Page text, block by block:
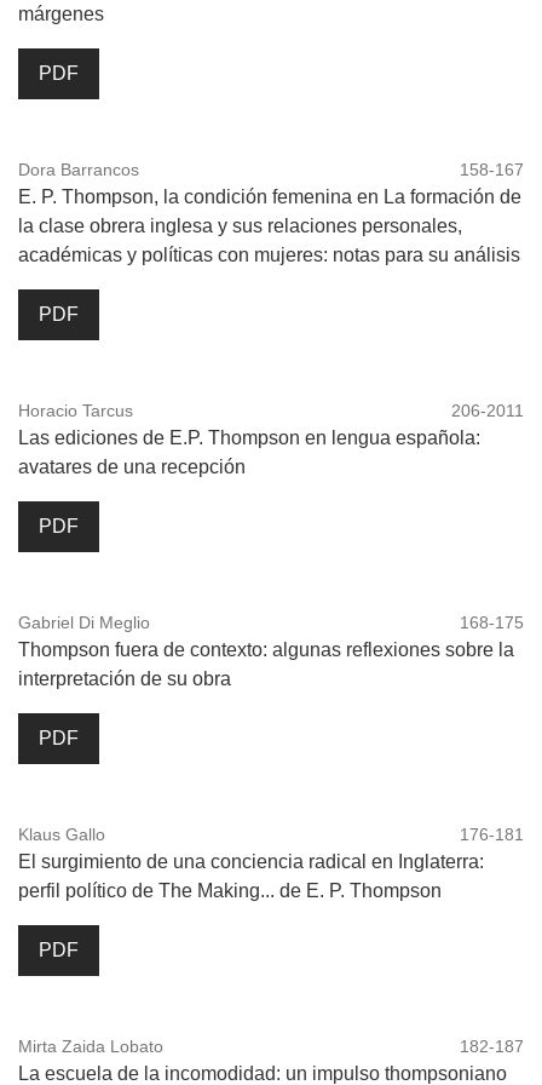
márgenes
PDF
Dora Barrancos 158-167
E. P. Thompson, la condición femenina en La formación de
la clase obrera inglesa y sus relaciones personales,
académicas y políticas con mujeres: notas para su análisis
PDF
Horacio Tarcus 206-2011
Las ediciones de E.P. Thompson en lengua española:
avatares de una recepción
PDF
Gabriel Di Meglio 168-175
Thompson fuera de contexto: algunas reflexiones sobre la
interpretación de su obra
PDF
Klaus Gallo 176-181
El surgimiento de una conciencia radical en Inglaterra:
perfil político de The Making... de E. P. Thompson
PDF
Mirta Zaida Lobato 182-187
La escuela de la incomodidad: un impulso thompsoniano